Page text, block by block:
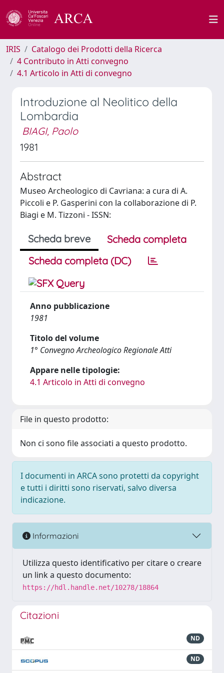
IRIS
Catalogo dei Prodotti della Ricerca
4 Contributo in Atti convegno
4.1 Articolo in Atti di convegno
Introduzione al Neolitico della
Lombardia
BIAGI, Paolo
1981
Abstract
Museo Archeologico di Cavriana: a cura di A.
Piccoli e P. Gasperini con la collaborazione di P.
Biagi e M. Tizzoni - ISSN:
Scheda breve
Scheda completa
Scheda completa (DC)
Anno pubblicazione
1981
Titolo del volume
1° Convegno Archeologico Regionale Atti
Appare nelle tipologie:
4.1 Articolo in Atti di convegno
File in questo prodotto:
Non ci sono file associati a questo prodotto.
I documenti in ARCA sono protetti da copyright
e tutti i diritti sono riservati, salvo diversa
indicazione.
Informazioni
Utilizza questo identificativo per citare o creare
un link a questo documento:
https://hdl.handle.net/10278/18864
Citazioni
ND
ND